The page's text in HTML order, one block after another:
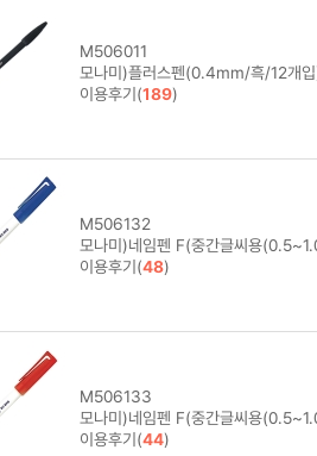
M506011
모나미)플러스펜(0.4mm/흑/12개
이용후기(189)
M506132
모나미)네임펜 F(중간글씨용
이용후기(48)
M506133
모나미)네임펜 F(중간글씨용
이용후기(44)